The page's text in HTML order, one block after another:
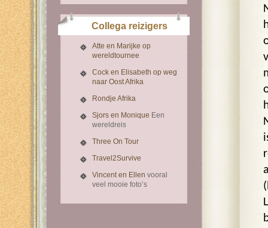
Collega reizigers
Atte en Marijke op
wereldtournee
Cock en Elisabeth op weg
naar Oost Afrika
Rondje Afrika
Sjors en Monique Een
wereldreis
Three On Tour
Travel2Survive
Vincent en Ellen vooral
veel mooie foto’s